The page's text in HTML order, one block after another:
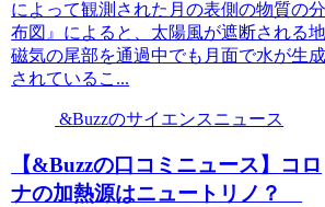
によって観測された月の表側の物質の分
布図』によると、太陽風が遮断される地
磁気の尾部を通過中でも月面で水が生成
されているこ...
&Buzzのサイエンスニュース
【&Buzzの口コミニュース】コロ
ナの加熱源はニュートリノ？